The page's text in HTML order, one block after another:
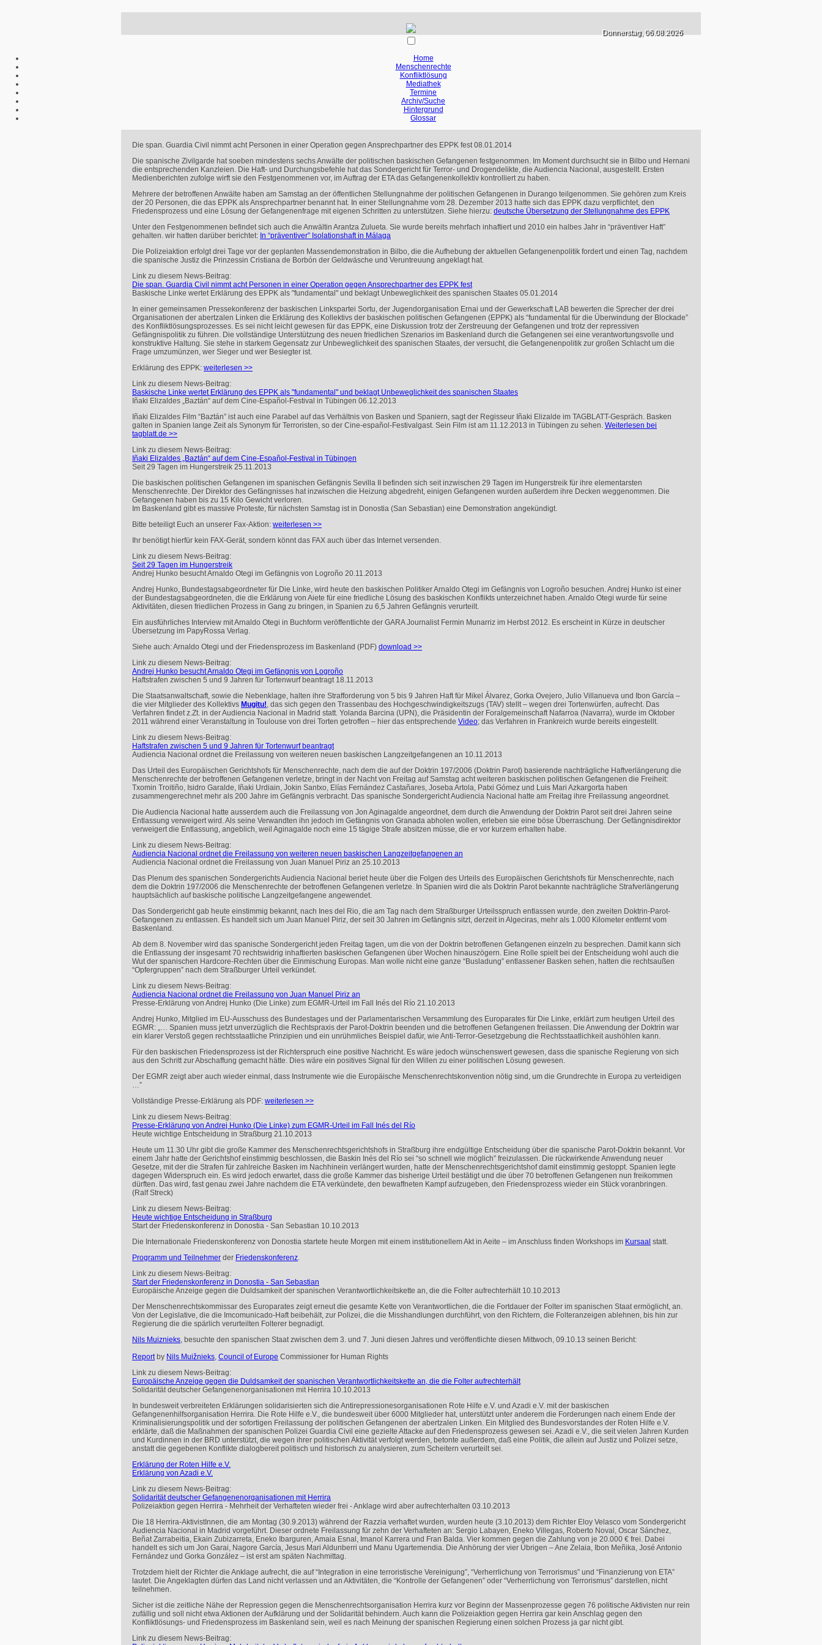
Donnerstag, 06.08.2026
Home
Menschenrechte
Konfliktlösung
Mediathek
Termine
Archiv/Suche
Hintergrund
Glossar
Die span. Guardia Civil nimmt acht Personen in einer Operation gegen Ansprechpartner des EPPK fest 08.01.2014
Die spanische Zivilgarde hat soeben mindestens sechs Anwälte der politischen baskischen Gefangenen festgenommen. Im Moment durchsucht sie in Bilbo und Hernani
die entsprechenden Kanzleien. Die Haft- und Durchungsbefehle hat das Sondergericht für Terror- und Drogendelikte, die Audiencia Nacional, ausgestellt. Ersten
Medienberichten zufolge wirft sie den Festgenommenen vor, im Auftrag der ETAdas Gefangenenkollektiv kontrolliert zu haben.
Mehrere der betroffenen Anwälte haben am Samstag an der öffentlichen Stellungnahme der politischen Gefangenen in Durango teilgenommen. Sie gehören zum Kreis
der 20 Personen, die das EPPK als Ansprechpartner benannt hat. In einer Stellungnahme vom 28. Dezember 2013 hatte sich das EPPK dazu verpflichtet, den
Friedensprozess und eine Lösung der Gefangenenfrage mit eigenen Schritten zu unterstützen. Siehe hierzu: deutsche Übersetzung der Stellungnahme des EPPK
Unter den Festgenommenen befindet sich auch die Anwältin Arantza Zulueta. Sie wurde bereits mehrfach inhaftiert und 2010 ein halbes Jahr in “präventiver Haft”
gehalten. wir hatten darüber berichtet: In “präventiver” Isolationshaft in Málaga
Die Polizeiaktion erfolgt drei Tage vor der geplanten Massendemonstration in Bilbo, die die Aufhebung der aktuellen Gefangenenpolitik fordert und einen Tag, nachdem
die spanische Justiz die Prinzessin Cristiana de Borbón der Geldwäsche und Veruntreuung angeklagt hat.
Link zu diesem News-Beitrag:
Die span. Guardia Civil nimmt acht Personen in einer Operation gegen Ansprechpartner des EPPK fest
Baskische Linke wertet Erklärung des EPPK als "fundamental" und beklagt Unbeweglichkeit des spanischen Staates 05.01.2014
In einer gemeinsamen Pressekonferenz der baskischen Linkspartei Sortu, der Jugendorganisation Ernai und der Gewerkschaft LAB bewerten die Sprecher der drei
Organisationen der abertzalen Linken die Erklärung des Kollektivs der baskischen politischen Gefangenen (EPPK) als “fundamental für die Überwindung der Blockade”
des Konfliktlösungsprozesses. Es sei nicht leicht gewesen für das EPPK, eine Diskussion trotz der Zerstreuung der Gefangenen und trotz der repressiven
Gefängnispolitik zu führen. Die vollständige Unterstützung des neuen friedlichen Szenarios im Baskenland durch die Gefangenen sei eine verantwortungsvolle und
konstruktive Haltung. Sie stehe in starkem Gegensatz zur Unbeweglichkeit des spanischen Staates, der versucht, die Gefangenenpolitik zur großen Schlacht um die
Frage umzumünzen, wer Sieger und wer Besiegter ist.
Erklärung des EPPK: weiterlesen >>
Link zu diesem News-Beitrag:
Baskische Linke wertet Erklärung des EPPK als "fundamental" und beklagt Unbeweglichkeit des spanischen Staates
Iñaki Elizaldes „Baztán“ auf dem Cine-Español-Festival in Tübingen 06.12.2013
Iñaki Elizaldes Film “Baztán” ist auch eine Parabel auf das Verhältnis von Basken und Spaniern, sagt der Regisseur Iñaki Elizalde im TAGBLATT-Gespräch. Basken
galten in Spanien lange Zeit als Synonym für Terroristen, so der Cine-español-Festivalgast. Sein Film ist am 11.12.2013 in Tübingen zu sehen. Weiterlesen bei
tagblatt.de >>
Link zu diesem News-Beitrag:
Iñaki Elizaldes „Baztán“ auf dem Cine-Español-Festival in Tübingen
Seit 29 Tagen im Hungerstreik 25.11.2013
Die baskischen politischen Gefangenen im spanischen Gefängnis Sevilla II befinden sich seit inzwischen 29 Tagen im Hungerstreik für ihre elementarsten
Menschenrechte. Der Direktor des Gefängnisses hat inzwischen die Heizung abgedreht, einigen Gefangenen wurden außerdem ihre Decken weggenommen. Die
Gefangenen haben bis zu 15 Kilo Gewicht verloren.
Im Baskenland gibt es massive Proteste, für nächsten Samstag ist in Donostia (San Sebastian) eine Demonstration angekündigt.
Bitte beteiligt Euch an unserer Fax-Aktion: weiterlesen >>
Ihr benötigt hierfür kein FAX-Gerät, sondern könnt das FAX auch über das Internet versenden.
Link zu diesem News-Beitrag:
Seit 29 Tagen im Hungerstreik
Andrej Hunko besucht Arnaldo Otegi im Gefängnis von Logroño 20.11.2013
Andrej Hunko, Bundestagsabgeordneter für Die Linke, wird heute den baskischen Politiker Arnaldo Otegi im Gefängnis von Logroño besuchen. Andrej Hunko ist einer
der Bundestagsabgeordneten, die die Erklärung von Aiete für eine friedliche Lösung des baskischen Konflikts unterzeichnet haben. Arnaldo Otegi wurde für seine
Aktivitäten, diesen friedlichen Prozess in Gang zu bringen, in Spanien zu 6,5 Jahren Gefängnis verurteilt.
Ein ausführliches Interview mit Arnaldo Otegi in Buchform veröffentlichte der GARAJournalist Fermin Munarriz im Herbst 2012. Es erscheint in Kürze in deutscher
Übersetzung im PapyRossa Verlag.
Siehe auch: Arnaldo Otegi und der Friedensprozess im Baskenland (PDF) download >>
Link zu diesem News-Beitrag:
Andrej Hunko besucht Arnaldo Otegi im Gefängnis von Logroño
Haftstrafen zwischen 5 und 9 Jahren für Tortenwurf beantragt 18.11.2013
Die Staatsanwaltschaft, sowie die Nebenklage, halten ihre Strafforderung von 5 bis 9 Jahren Haft für Mikel Álvarez, Gorka Ovejero, Julio Villanueva und Ibon García –
die vier Mitglieder des Kollektivs Mugitu!, das sich gegen den Trassenbau des Hochgeschwindigkeitszugs (TAV) stellt – wegen drei Tortenwürfen, aufrecht. Das
Verfahren findet z.Zt. in der Audiencia Nacional in Madrid statt. Yolanda Barcina (UPN), die Präsidentin der Foralgemeinschaft Nafarroa (Navarra), wurde im Oktober
2011 während einer Veranstaltung in Toulouse von drei Torten getroffen – hier das entsprechende Video; das Verfahren in Frankreich wurde bereits eingestellt.
Link zu diesem News-Beitrag:
Haftstrafen zwischen 5 und 9 Jahren für Tortenwurf beantragt
Audiencia Nacional ordnet die Freilassung von weiteren neuen baskischen Langzeitgefangenen an 10.11.2013
Das Urteil des Europäischen Gerichtshofs für Menschenrechte, nach dem die auf der Doktrin 197/2006 (Doktrin Parot) basierende nachträgliche Haftverlängerung die
Menschenrechte der betroffenen Gefangenen verletze, bringt in der Nacht von Freitag auf Samstag acht weiteren baskischen politischen Gefangenen die Freiheit:
Txomin Troitiño, Isidro Garalde, Iñaki Urdiain, Jokin Santxo, Elías Fernández Castañares, Joseba Artola, Patxi Gómez und Luis Mari Azkargorta haben
zusammengerechnet mehr als 200 Jahre im Gefängnis verbracht. Das spanische Sondergericht Audiencia Nacional hatte am Freitag ihre Freilassung angeordnet.
Die Audiencia Nacional hatte ausserdem auch die Freilassung von Jon Aginagalde angeordnet, dem durch die Anwendung der Doktrin Parot seit drei Jahren seine
Entlassung verweigert wird. Als seine Verwandten ihn jedoch im Gefängnis von Granada abholen wollen, erleben sie eine böse Überraschung. Der Gefängnisdirektor
verweigert die Entlassung, angeblich, weil Aginagalde noch eine 15 tägige Strafe absitzen müsse, die er vor kurzem erhalten habe.
Link zu diesem News-Beitrag:
Audiencia Nacional ordnet die Freilassung von weiteren neuen baskischen Langzeitgefangenen an
Audiencia Nacional ordnet die Freilassung von Juan Manuel Piriz an 25.10.2013
Das Plenum des spanischen Sondergerichts Audiencia Nacional beriet heute über die Folgen des Urteils des Europäischen Gerichtshofs für Menschenrechte, nach
dem die Doktrin 197/2006 die Menschenrechte der betroffenen Gefangenen verletze. In Spanien wird die als Doktrin Parot bekannte nachträgliche Strafverlängerung
hauptsächlich auf baskische politische Langzeitgefangene angewendet.
Das Sondergericht gab heute einstimmig bekannt, nach Ines del Rio, die am Tag nach dem Straßburger Urteilsspruch entlassen wurde, den zweiten Doktrin-Parot-
Gefangenen zu entlassen. Es handelt sich um Juan Manuel Piriz, der seit 30 Jahren im Gefängnis sitzt, derzeit in Algeciras, mehr als 1.000 Kilometer entfernt vom
Baskenland.
Ab dem 8. November wird das spanische Sondergericht jeden Freitag tagen, um die von der Doktrin betroffenen Gefangenen einzeln zu besprechen. Damit kann sich
die Entlassung der insgesamt 70 rechtswidrig inhaftierten baskischen Gefangenen über Wochen hinauszögern. Eine Rolle spielt bei der Entscheidung wohl auch die
Wut der spanischen Hardcore-Rechten über die Einmischung Europas. Man wolle nicht eine ganze “Busladung” entlassener Basken sehen, hatten die rechtsaußen
“Opfergruppen” nach dem Straßburger Urteil verkündet.
Link zu diesem News-Beitrag:
Audiencia Nacional ordnet die Freilassung von Juan Manuel Piriz an
Presse-Erklärung von Andrej Hunko (Die Linke) zum EGMR-Urteil im Fall Inés del Río 21.10.2013
Andrej Hunko, Mitglied im EU-Ausschuss des Bundestages und der Parlamentarischen Versammlung des Europarates für Die Linke, erklärt zum heutigen Urteil des
EGMR: „… Spanien muss jetzt unverzüglich die Rechtspraxis der Parot-Doktrin beenden und die betroffenen Gefangenen freilassen. Die Anwendung der Doktrin war
ein klarer Verstoß gegen rechtsstaatliche Prinzipien und ein unrühmliches Beispiel dafür, wie Anti-Terror-Gesetzgebung die Rechtsstaatlichkeit aushöhlen kann.
Für den baskischen Friedensprozess ist der Richterspruch eine positive Nachricht. Es wäre jedoch wünschenswert gewesen, dass die spanische Regierung von sich
aus den Schritt zur Abschaffung gemacht hätte. Dies wäre ein positives Signal für den Willen zu einer politischen Lösung gewesen.
Der EGMR zeigt aber auch wieder einmal, dass Instrumente wie die Europäische Menschenrechtskonvention nötig sind, um die Grundrechte in Europa zu verteidigen
…”
Vollständige Presse-Erklärung als PDF: weiterlesen >>
Link zu diesem News-Beitrag:
Presse-Erklärung von Andrej Hunko (Die Linke) zum EGMR-Urteil im Fall Inés del Río
Heute wichtige Entscheidung in Straßburg 21.10.2013
Heute um 11.30 Uhr gibt die große Kammer des Menschenrechtsgerichtshofs in Straßburg ihre endgültige Entscheidung über die spanische Parot-Doktrin bekannt. Vor
einem Jahr hatte der Gerichtshof einstimmig beschlossen, die Baskin Inés del Río sei “so schnell wie möglich” freizulassen. Die rückwirkende Anwendung neuer
Gesetze, mit der die Strafen für zahlreiche Basken im Nachhinein verlängert wurden, hatte der Menschenrechtsgerichtshof damit einstimmig gestoppt. Spanien legte
dagegen Widerspruch ein. Es wird jedoch erwartet, dass die große Kammer das bisherige Urteil bestätigt und die über 70 betroffenen Gefangenen nun freikommen
dürften. Das wird, fast genau zwei Jahre nachdem die ETAverkündete, den bewaffneten Kampf aufzugeben, den Friedensprozess wieder ein Stück voranbringen.
(Ralf Streck)
Link zu diesem News-Beitrag:
Heute wichtige Entscheidung in Straßburg
Start der Friedenskonferenz in Donostia - San Sebastian 10.10.2013
Die Internationale Friedenskonferenz von Donostia startete heute Morgen mit einem institutionellem Akt in Aeite – im Anschluss finden Workshops im Kursaal statt.
Programm und Teilnehmer der Friedenskonferenz.
Link zu diesem News-Beitrag:
Start der Friedenskonferenz in Donostia - San Sebastian
Europäische Anzeige gegen die Duldsamkeit der spanischen Verantwortlichkeitskette an, die die Folter aufrechterhält 10.10.2013
Der Menschenrechtskommissar des Europarates zeigt erneut die gesamte Kette von Verantwortlichen, die die Fortdauer der Folter im spanischen Staat ermöglicht, an.
Von der Legislative, die die Imcomunicado-Haft beibehält, zur Polizei, die die Misshandlungen durchführt, von den Richtern, die Folteranzeigen ablehnen, bis hin zur
Regierung die die spärlich verurteilten Folterer begnadigt.
Nils Muiznieks, besuchte den spanischen Staat zwischen dem 3. und 7. Juni diesen Jahres und veröffentlichte diesen Mittwoch, 09.10.13 seinen Bericht:
Reportby Nils Muižnieks, Council of Europe Commissioner for Human Rights
Link zu diesem News-Beitrag:
Europäische Anzeige gegen die Duldsamkeit der spanischen Verantwortlichkeitskette an, die die Folter aufrechterhält
Solidarität deutscher Gefangenenorganisationen mit Herrira 10.10.2013
In bundesweit verbreiteten Erklärungen solidarisierten sich die Antirepressionesorganisationen Rote Hilfe e.V. und Azadi e.V. mit der baskischen
Gefangenenhilfsorganisation Herrira. Die Rote Hilfe e.V., die bundesweit über 6000 Mitglieder hat, unterstützt unter anderem die Forderungen nach einem Ende der
Kriminalisierungspolitik und der sofortigen Freilassung der politischen Gefangenen der abertzalen Linken. Ein Mitglied des Bundesvorstandes der Roten Hilfe e.V.
erklärte, daß die Maßnahmen der spanischen Polizei Guardia Civil eine gezielte Attacke auf den Friedensprozess gewesen sei. Azadi e.V., die seit vielen Jahren Kurden
und Kurdinnen in der BRD unterstützt, die wegen ihrer politischen Aktivität verfolgt werden, betonte außerdem, daß eine Politik, die allein auf Justiz und Polizei setze,
anstatt die gegebenen Konflikte dialogbereit politisch und historisch zu analysieren, zum Scheitern verurteilt sei.
Erklärung der Roten Hilfe e.V.
Erklärung von Azadi e.V.
Link zu diesem News-Beitrag:
Solidarität deutscher Gefangenenorganisationen mit Herrira
Polizeiaktion gegen Herrira - Mehrheit der Verhafteten wieder frei - Anklage wird aber aufrechterhalten 03.10.2013
Die 18 Herrira-AktivistInnen, die am Montag (30.9.2013) während der Razzia verhaftet wurden, wurden heute (3.10.2013) dem Richter Eloy Velasco vom Sondergericht
Audiencia Nacional in Madrid vorgeführt. Dieser ordnete Freilassung für zehn der Verhafteten an: Sergio Labayen, Eneko Villegas, Roberto Noval, Oscar Sánchez,
Beñat Zarrabeitia, Ekain Zubizarreta, Eneko Ibarguren, Amaia Esnal, Imanol Karrera und Fran Balda. Vier kommen gegen die Zahlung von je 20.000 € frei. Dabei
handelt es sich um Jon Garai, Nagore García, Jesus Mari Aldunberri und Manu Ugartemendia. Die Anhörung der vier Übrigen – Ane Zelaia, Ibon Meñika, José Antonio
Fernández und Gorka González – ist erst am späten Nachmittag.
Trotzdem hielt der Richter die Anklage aufrecht, die auf “Integration in eine terroristische Vereinigung”, “Verherrlichung von Terrorismus” und “Finanzierung von ETA”
lautet. Die Angeklagten dürfen das Land nicht verlassen und an Aktivitäten, die “Kontrolle der Gefangenen” oder “Verherrlichung von Terrorismus” darstellen, nicht
teilnehmen.
Sicher ist die zeitliche Nähe der Repression gegen die Menschenrechtsorganisation Herrira kurz vor Beginn der Massenprozesse gegen 76 politische Aktivisten nur rein
zufällig und soll nicht etwa Aktionen der Aufklärung und der Solidarität behindern. Auch kann die Polizeiaktion gegen Herrira gar kein Anschlag gegen den
Konfliktlösungs- und Friedensprozess im Baskenland sein, weil es nach Meinung der spanischen Regierung einen solchen Prozess ja gar nicht gibt.
Link zu diesem News-Beitrag: